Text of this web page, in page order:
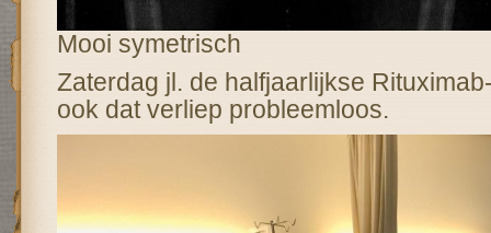
Mooi symetrisch
Zaterdag jl. de halfjaarlijkse
ook dat verliep probleemloos.